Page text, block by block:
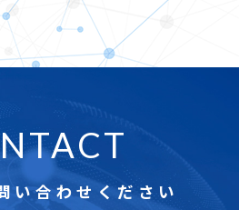
い合わせください